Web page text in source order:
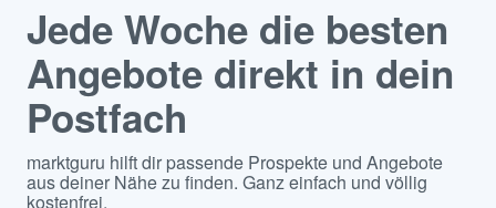
Jede Woche die besten
Angebote direkt in dein
Postfach
marktguru hilft dir passende Prospekte und Angebote
aus deiner Nähe zu finden. Ganz einfach und völlig
kostenfrei.